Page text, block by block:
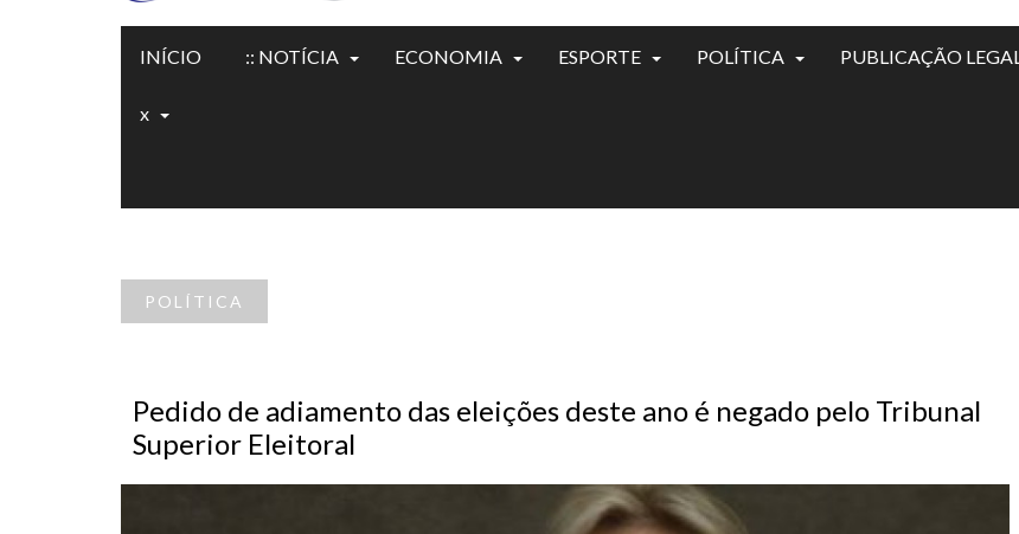
INÍCIO :: NOTÍCIA ECONOMIA ESPORTE POLÍTICA PUBLICAÇÃO LEGAL
x
POLÍTICA
Pedido de adiamento das eleições deste ano é negado pelo Tribunal
Superior Eleitoral